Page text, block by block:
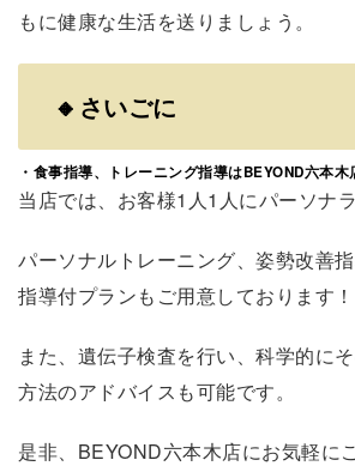
もに健康な生活を送りましょう。
🔸さいごに
・食事指導、トレーニング指導はBEYOND六本木
当店では、お客様1人1人にパーソナラ
パーソナルトレーニング、姿勢改善
指導付プランもご用意しております！
また、遺伝子検査を行い、科学的に
方法のアドバイスも可能です。
是非、BEYOND六本木店にお気軽に